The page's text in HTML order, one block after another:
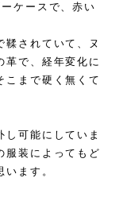
ケースで、赤い
鞣されていて、ヌ
革で、経年変化に
こまで硬く無くて
可能にしていま
服装によってもど
ます。